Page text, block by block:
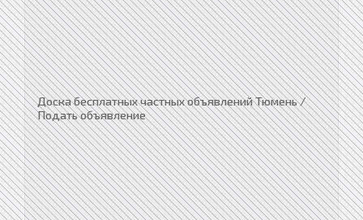
Доска бесплатных частных объявлений Тюмень /
Подать объявление